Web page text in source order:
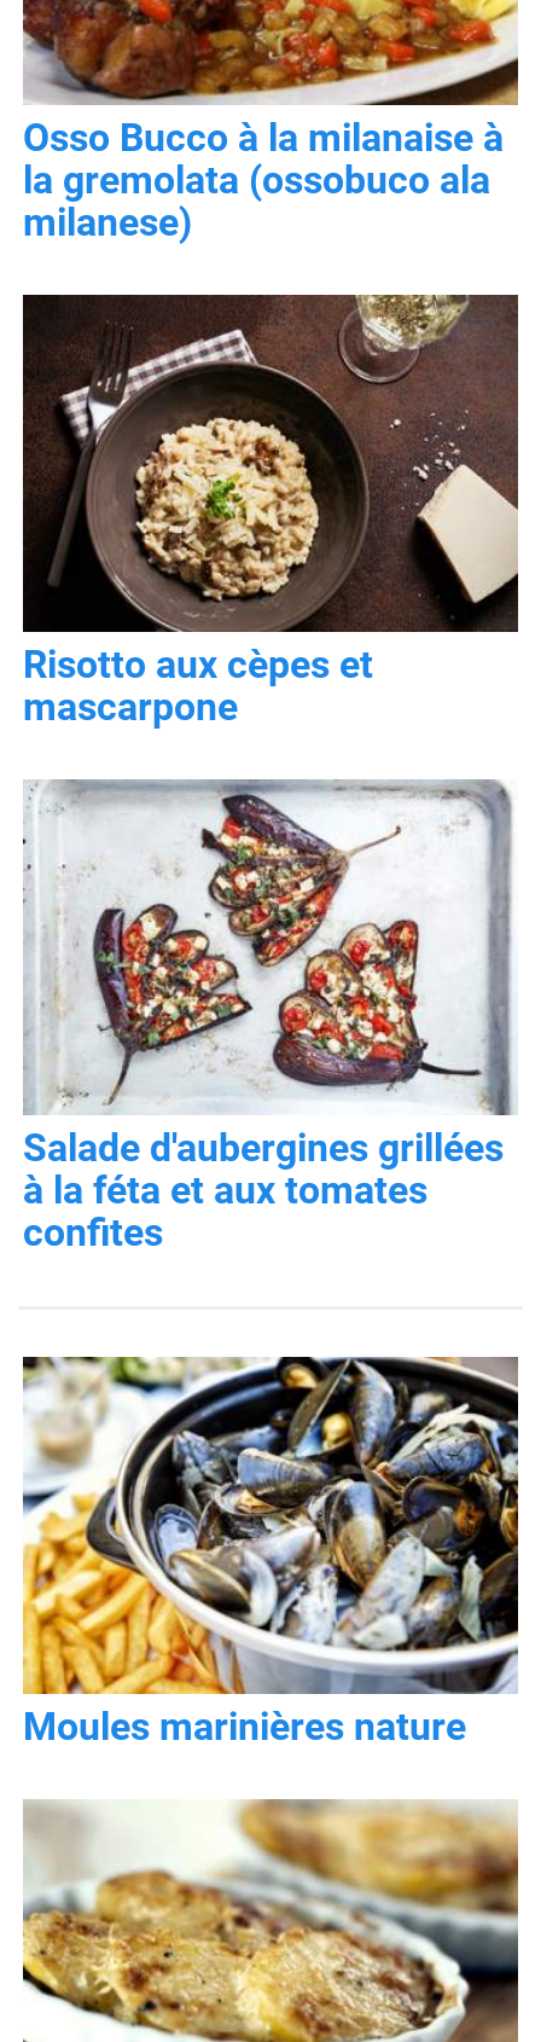
Osso Bucco à la milanaise à
la gremolata (ossobuco ala
milanese)
Risotto aux cèpes et
mascarpone
Salade d'aubergines grillées
à la féta et aux tomates
confites
Moules marinières nature